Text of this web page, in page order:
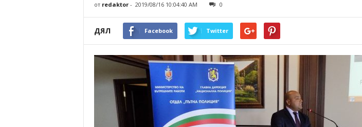
от redaktor- 2019/08/16 10:04:40 AM 0
ДЯЛ Facebook Twitter